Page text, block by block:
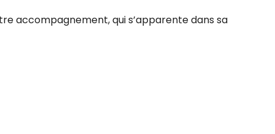
accompagnement, qui s’apparente dans sa